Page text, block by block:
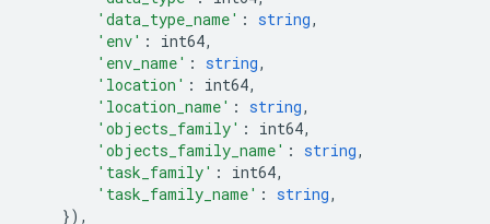
'data_type_name' : string,
'env' : int64,
'env_name' : string,
'location' : int64,
'location_name' : string,
'objects_family' : int64,
'objects_family_name' : string,
'task_family' : int64,
'task_family_name' : string,
}),